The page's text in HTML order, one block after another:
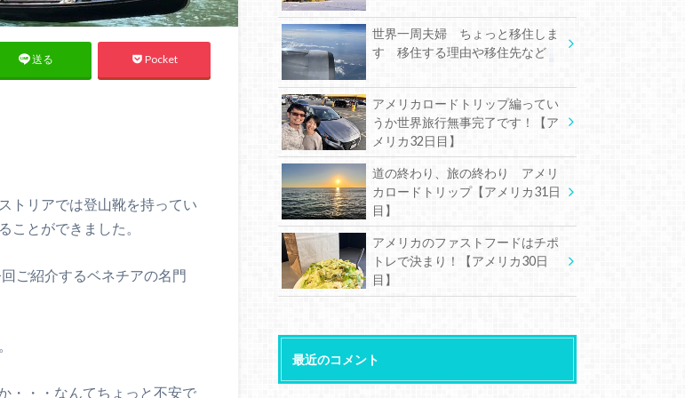
送る Pocket
トリアでは登山靴を持ってい
ことができました。
ご紹介するベネチアの名門
・・・なんてちょっと不安で
世界一周夫婦 ちょっと移住しま
す 移住する理由や移住先など
アメリカロードトリップ編ってい
うか世界旅行無事完了です！【ア
メリカ32日目】
道の終わり、旅の終わり アメリ
カロードトリップ【アメリカ31日
目】
アメリカのファストフードはチポ
トレで決まり！【アメリカ30日
目】
最近のコメント